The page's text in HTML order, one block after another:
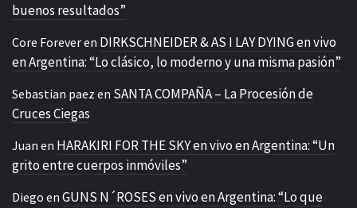
buenos resultados”
Core Foreveren DIRKSCHNEIDER & AS I LAY DYING en vivo
en Argentina: “Lo clásico, lo moderno y una misma pasión”
Sebastian paez en SANTA COMPAÑA – La Procesión de
Cruces Ciegas
Juan en HARAKIRI FOR THE SKY en vivo en Argentina: “Un
grito entre cuerpos inmóviles”
Diego en GUNS N´ROSES en vivo en Argentina: “Lo que